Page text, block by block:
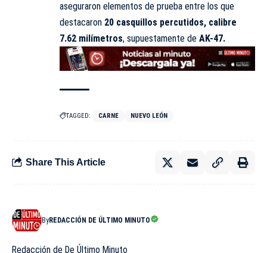
aseguraron elementos de prueba entre los que
destacaron 20 casquillos percutidos, calibre
7.62 milímetros, supuestamente de AK-47.
TAGGED: CARNE NUEVO LEÓN
Share This Article
ByREDACCIÓN DE ÚLTIMO MINUTO
Redacción de De Último Minuto